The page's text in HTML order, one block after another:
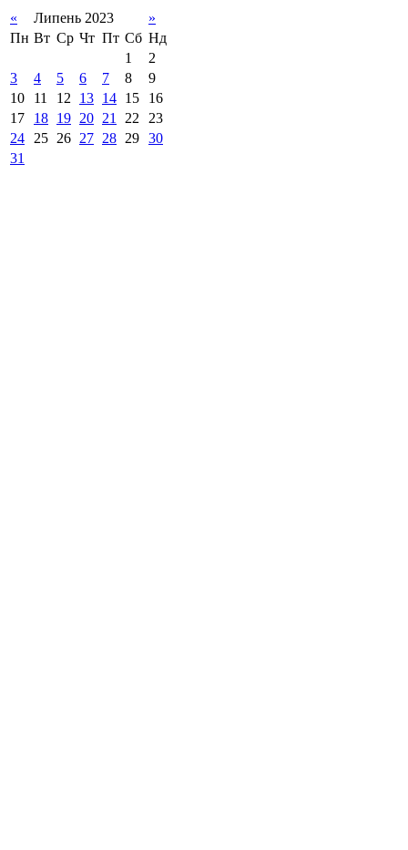
« Липень 2023
»
Пн Вт Ср Чт Пт Сб Нд
1
2
3
4 5 6 7 8
9
10
11 12 13 14 15
16
17
18 19 20 21 22
23
24
25 26 27 28 29 30
31